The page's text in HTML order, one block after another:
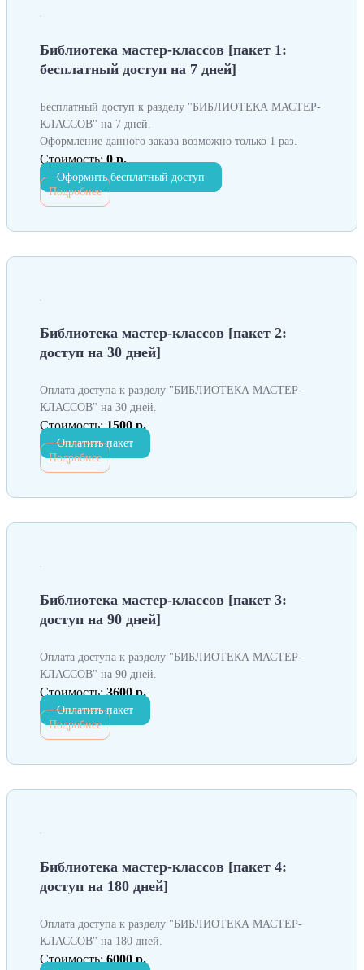
Библиотека мастер-классов [пакет 1:
бесплатный доступ на 7 дней]
Бесплатный доступ к разделу "БИБЛИОТЕКА МАСТЕР-
КЛАССОВ" на 7 дней.
Оформление данного заказа возможно только 1 раз.
Стоимость: 0 р.
Оформить бесплатный доступ
Подробнее
Библиотека мастер-классов [пакет 2:
доступ на 30 дней]
Оплата доступа к разделу "БИБЛИОТЕКА МАСТЕР-
КЛАССОВ" на 30 дней.
Стоимость: 1500 р.
Оплатить пакет
Подробнее
Библиотека мастер-классов [пакет 3:
доступ на 90 дней]
Оплата доступа к разделу "БИБЛИОТЕКА МАСТЕР-
КЛАССОВ" на 90 дней.
Стоимость: 3600 р.
Оплатить пакет
Подробнее
Библиотека мастер-классов [пакет 4:
доступ на 180 дней]
Оплата доступа к разделу "БИБЛИОТЕКА МАСТЕР-
КЛАССОВ" на 180 дней.
Стоимость: 6000 р.